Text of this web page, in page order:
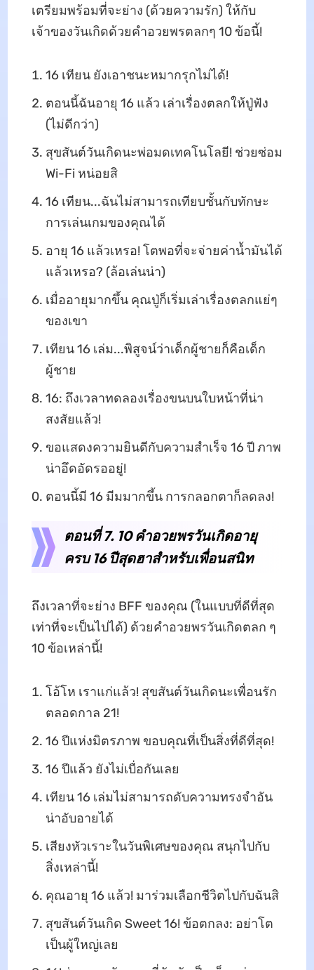
เตรียมพร้อมที่จะย่าง (ด้วยความรัก) ให้กับ
เจ้าของวันเกิดด้วยคำอวยพรตลกๆ 10 ข้อนี้!
16 เทียน ยังเอาชนะหมากรุกไม่ได้!
ตอนนี้ฉันอายุ 16 แล้ว เล่าเรื่องตลกให้ปู่ฟัง
(ไม่ดีกว่า)
สุขสันต์วันเกิดนะพ่อมดเทคโนโลยี! ช่วยซ่อม
Wi-Fi หน่อยสิ
16 เทียน...ฉันไม่สามารถเทียบชั้นกับทักษะ
การเล่นเกมของคุณได้
อายุ 16 แล้วเหรอ! โตพอที่จะจ่ายค่าน้ำมันได้
แล้วเหรอ? (ล้อเล่นน่า)
เมื่ออายุมากขึ้น คุณปู่ก็เริ่มเล่าเรื่องตลกแย่ๆ
ของเขา
เทียน 16 เล่ม...พิสูจน์ว่าเด็กผู้ชายก็คือเด็ก
ผู้ชาย
16: ถึงเวลาทดลองเรื่องขนบนใบหน้าที่น่า
สงสัยแล้ว!
ขอแสดงความยินดีกับความสำเร็จ 16 ปี ภาพ
น่าอึดอัดรออยู่!
ตอนนี้มี 16 มีมมากขึ้น การกลอกตาก็ลดลง!
ตอนที่ 7. 10 คำอวยพรวันเกิดอายุ
ครบ 16 ปีสุดฮาสำหรับเพื่อนสนิท
ถึงเวลาที่จะย่าง BFF ของคุณ (ในแบบที่ดีที่สุด
เท่าที่จะเป็นไปได้) ด้วยคำอวยพรวันเกิดตลก ๆ
10 ข้อเหล่านี้!
โอ้โห เราแก่แล้ว! สุขสันต์วันเกิดนะเพื่อนรัก
ตลอดกาล 21!
16 ปีแห่งมิตรภาพ ขอบคุณที่เป็นสิ่งที่ดีที่สุด!
16 ปีแล้ว ยังไม่เบื่อกันเลย
เทียน 16 เล่มไม่สามารถดับความทรงจำอัน
น่าอับอายได้
เสียงหัวเราะในวันพิเศษของคุณ สนุกไปกับ
สิ่งเหล่านี้!
คุณอายุ 16 แล้ว! มาร่วมเลือกชีวิตไปกับฉันสิ
สุขสันต์วันเกิด Sweet 16! ข้อตกลง: อย่าโต
เป็นผู้ใหญ่เลย